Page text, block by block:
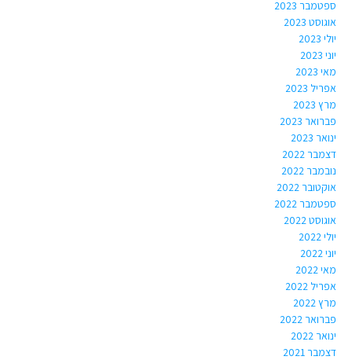
ספטמבר 2023
אוגוסט 2023
יולי 2023
יוני 2023
מאי 2023
אפריל 2023
מרץ 2023
פברואר 2023
ינואר 2023
דצמבר 2022
נובמבר 2022
אוקטובר 2022
ספטמבר 2022
אוגוסט 2022
יולי 2022
יוני 2022
מאי 2022
אפריל 2022
מרץ 2022
פברואר 2022
ינואר 2022
דצמבר 2021